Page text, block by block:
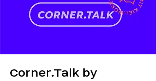
Corner.Talk by